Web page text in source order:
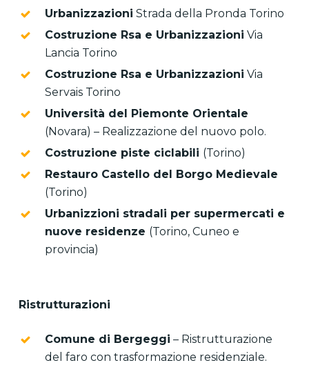
Urbanizzazioni Strada della Pronda Torino
Costruzione Rsa e Urbanizzazioni Via
Lancia Torino
Costruzione Rsa e Urbanizzazioni Via
Servais Torino
Università del Piemonte Orientale
(Novara) – Realizzazione del nuovo polo.
Costruzione piste ciclabili (Torino)
Restauro Castello del Borgo Medievale
(Torino)
Urbanizzioni stradali per supermercati e
nuove residenze (Torino, Cuneo e
provincia)
Ristrutturazioni
Comune di Bergeggi – Ristrutturazione
del faro con trasformazione residenziale.